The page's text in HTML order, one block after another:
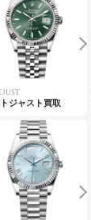
ジャスト買取